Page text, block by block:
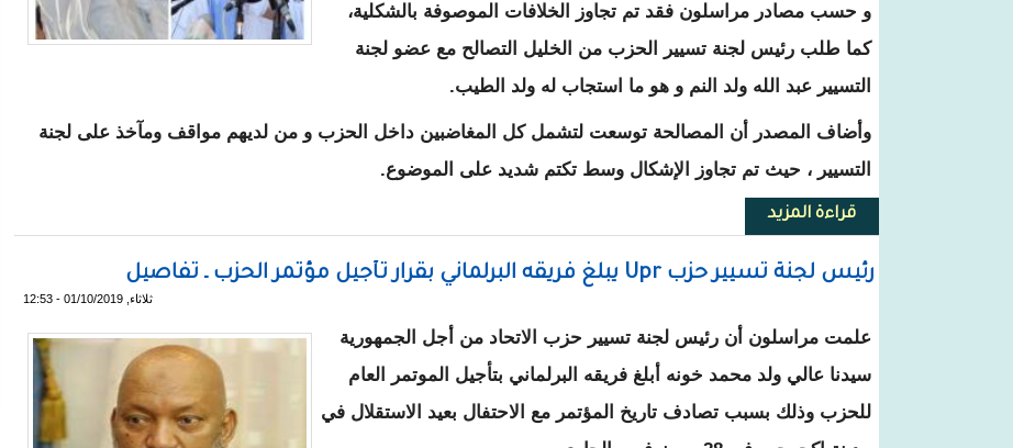
و حسب مصادر مراسلون فقد تم تجاوز الخلافات الموصوفة بالشكلية،
كما طلب رئيس لجنة تسيير الحزب من الخليل التصالح مع عضو لجنة
التسيير عبد الله ولد النم و هو ما استجاب له ولد الطيب.
وأضاف المصدر أن المصالحة توسعت لتشمل كل المغاضبين داخل الحزب و من لديهم مواقف ومآخذ على لجنة
التسيير ، حيث تم تجاوز الإشكال وسط تكتم شديد على الموضوع.
قراءة المزيدحول مصالحة بين الخليل ولد الطيب و رئيس الـ UPR (اعتذارات متبادلة و تطبيع للأجواء بين الداعمين)
رئيس لجنة تسيير حزب Upr يبلغ فريقه البرلماني بقرار تأجيل مؤتمر الحزب ـ تفاصيل
ثلاثاء, 01/10/2019 - 12:53
علمت مراسلون أن رئيس لجنة تسيير حزب الاتحاد من أجل الجمهورية
سيدنا عالي ولد محمد خونه أبلغ فريقه البرلماني بتأجيل الموتمر العام
للحزب وذلك بسبب تصادف تاريخ المؤتمر مع الاحتفال بعيد الاستقلال في